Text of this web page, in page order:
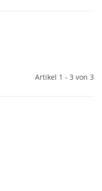
Artikel 1 - 3 von 3